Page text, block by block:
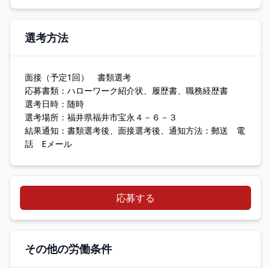
選考方法
面接（予定1回） 書類選考
応募書類：ハローワーク紹介状、履歴書、職務経歴書
選考日時：随時
選考場所：福井県福井市宝永４－６－３
結果通知：書類選考後、面接選考後、通知方法：郵送 電
話 Eメール
応募する
その他の労働条件